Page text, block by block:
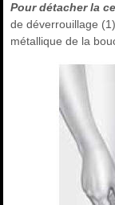
Pour détacher la
de déverrouillage
métallique de la